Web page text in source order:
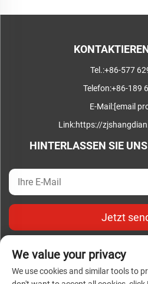
Tel.:+86-577
Telefon:+86-189
E-Mail:[email
Link:https://
HINTERLASSEN SIE
Jetzt
We value your privacy
We use cookies and similar tools to